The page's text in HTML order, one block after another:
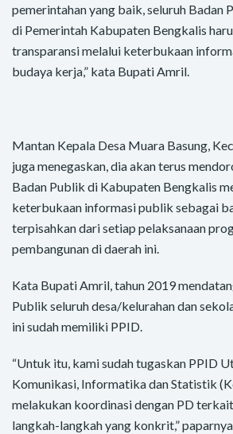
pemerintahan yang baik, seluruh Badan
di Pemerintah Kabupaten Bengkalis
transparansi melalui keterbukaan
budaya kerja,” kata Bupati Amril.
Mantan Kepala Desa Muara Basung,
juga menegaskan, dia akan terus
Badan Publik di Kabupaten Bengkalis
keterbukaan informasi publik sebagai
terpisahkan dari setiap pelaksanaan
pembangunan di daerah ini.
Kata Bupati Amril, tahun 2019
Publik seluruh desa/kelurahan dan
ini sudah memiliki PPID.
“Untuk itu, kami sudah tugaskan PPID
Komunikasi, Informatika dan Statistik
melakukan koordinasi dengan PD
langkah-langkah yang konkrit,”